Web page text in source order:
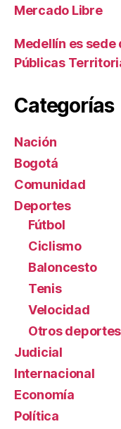
Mercado Libre
Medellín es sede
Públicas
Categorías
Nación
Bogotá
Comunidad
Deportes
Fútbol
Ciclismo
Baloncesto
Tenis
Velocidad
Otros deportes
Judicial
Internacional
Economía
Política